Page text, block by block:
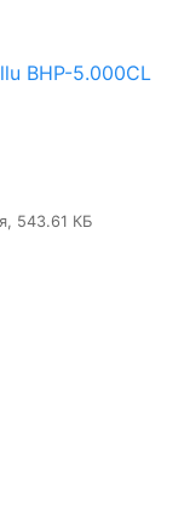
543.61 КБ